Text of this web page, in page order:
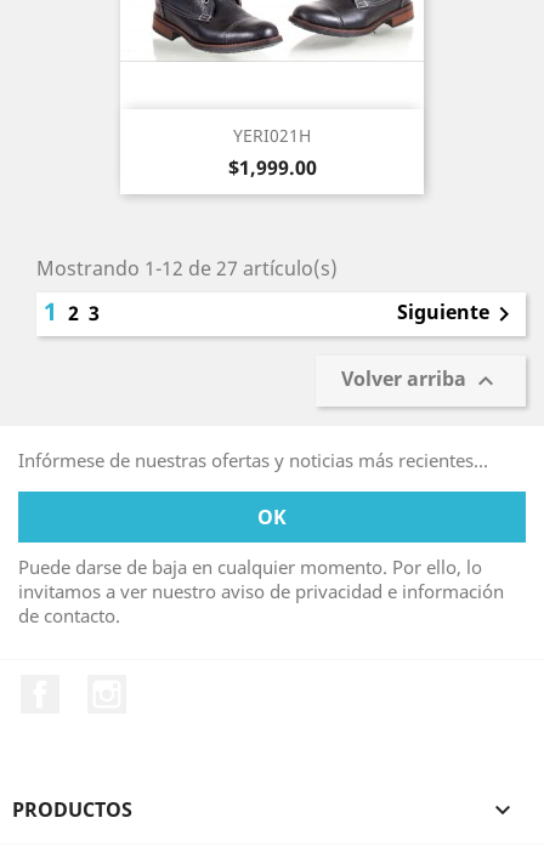
YERI021H
Precio
$1,999.00
Mostrando 1-12 de 27 artículo(s)
1 2 3 Siguiente 
Volver arriba 
Infórmese de nuestras ofertas y noticias más recientes...
Puede darse de baja en cualquier momento. Por ello, lo
invitamos a ver nuestro aviso de privacidad e información
de contacto.
PRODUCTOS 